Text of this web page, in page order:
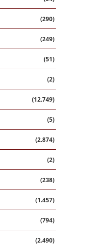
(290)
(249)
(51)
(2)
(12.749)
(5)
(2.874)
(2)
(238)
(1.457)
(794)
(2.490)